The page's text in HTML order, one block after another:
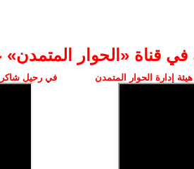
قناة ‫«الحوار المتمدن»
إدارة الحوار المتمدن في رحيل شاكر